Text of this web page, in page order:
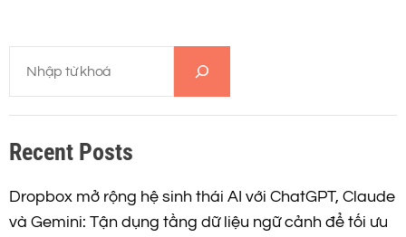
â
t
r
a
m
i
m
Recent Posts
Dropbox mở rộng hệ sinh thái AI với ChatGPT, Claude
và Gemini: Tận dụng tầng dữ liệu ngữ cảnh để tối ưu